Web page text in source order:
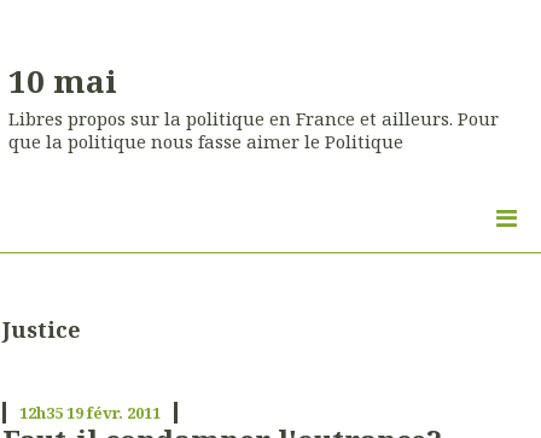
10 mai
Libres propos sur la politique en France et ailleurs. Pour
que la politique nous fasse aimer le Politique
Justice
12h3519févr. 2011